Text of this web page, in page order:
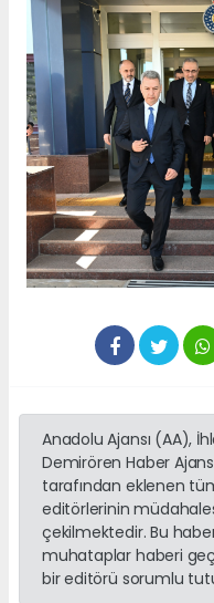
Anadolu Ajansı (AA),
Demirören Haber
tarafından eklenen
editörlerinin
çekilmektedir. Bu
muhataplar haberi
bir editörü sorumlu